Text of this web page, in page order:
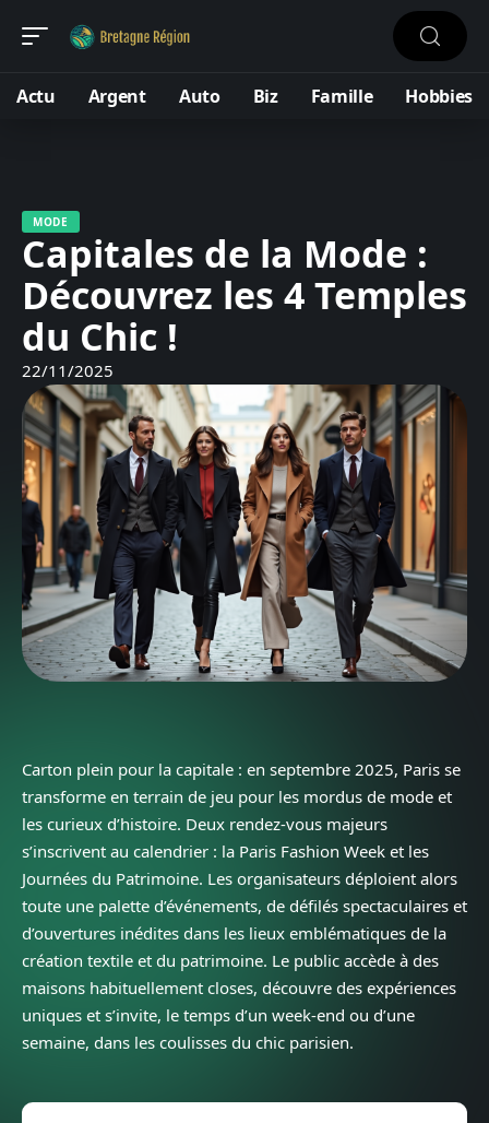
Actu Argent Auto Biz Famille Hobbies
MODE
Capitales de la Mode :
Découvrez les 4 Temples
du Chic !
22/11/2025
Carton plein pour la capitale : en septembre 2025, Paris se
transforme en terrain de jeu pour les mordus de mode et
les curieux d’histoire. Deux rendez-vous majeurs
s’inscrivent au calendrier : la Paris Fashion Week et les
Journées du Patrimoine. Les organisateurs déploient alors
toute une palette d’événements, de défilés spectaculaires et
d’ouvertures inédites dans les lieux emblématiques de la
création textile et du patrimoine. Le public accède à des
maisons habituellement closes, découvre des expériences
uniques et s’invite, le temps d’un week-end ou d’une
semaine, dans les coulisses du chic parisien.